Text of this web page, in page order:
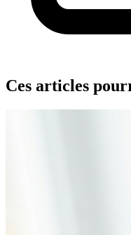
Ces articles